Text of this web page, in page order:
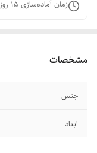
زمان آماده‌سازی 15
مشخصات
جنس
ابعاد